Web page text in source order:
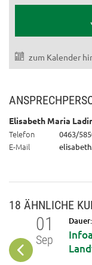
zum Kalender
Elisabeth Maria
Telefon 0463/
E-Mail
18 ÄHNLICHE
01
Sep